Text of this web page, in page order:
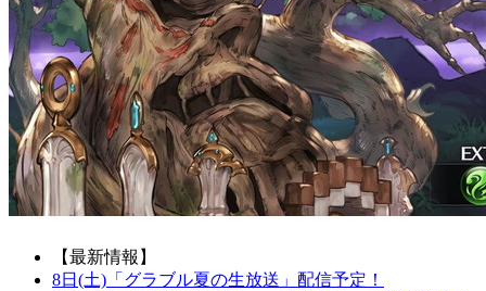
【最新情報】
8日(土)「グラブル夏の生放送」配信予定！